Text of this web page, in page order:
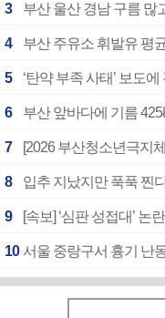
3
4 부산 주유소 휘발유 평
5
6 부산 앞바다에 기름
7
8 입추 지났지만 푹푹 찐
9
10 서울 중랑구서 흉기 난